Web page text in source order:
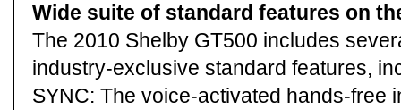
Wide suite of standard features on
The 2010 Shelby GT500 includes
industry-exclusive standard features,
SYNC: The voice-activated hands-free